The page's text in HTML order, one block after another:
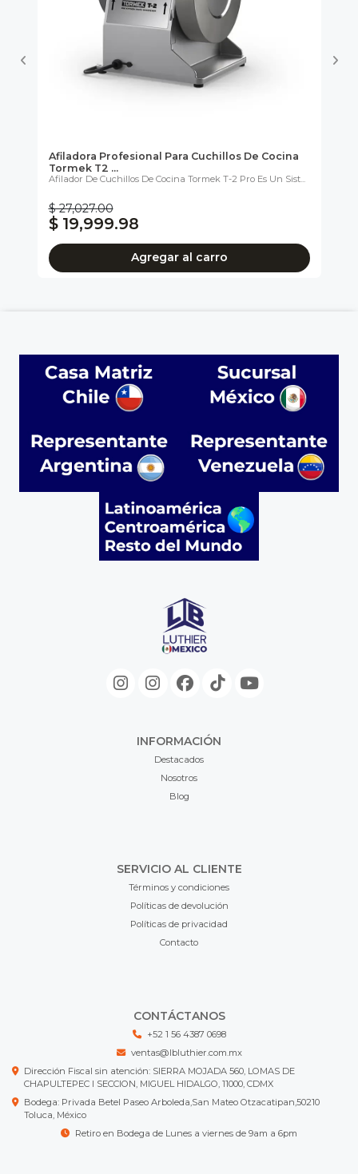
Afiladora Profesional Para Cuchillos De Cocina
Tormek T2 ...
Afilador De Cuchillos De Cocina Tormek T-2 Pro Es Un Sist...
$ 27,027.00
$ 19,999.98
Agregar al carro
INFORMACIÓN
Destacados
Nosotros
Blog
SERVICIO AL CLIENTE
Términos y condiciones
Políticas de devolución
Políticas de privacidad
Contacto
CONTÁCTANOS
+52 1 56 4387 0698
ventas@lbluthier.com.mx
Dirección Fiscal sin atención: SIERRA MOJADA 560, LOMAS DE
CHAPULTEPEC I SECCION, MIGUEL HIDALGO, 11000, CDMX
Bodega: Privada Betel Paseo Arboleda,San Mateo Otzacatipan,50210
Toluca, México
Retiro en Bodega de Lunes a viernes de 9am a 6pm